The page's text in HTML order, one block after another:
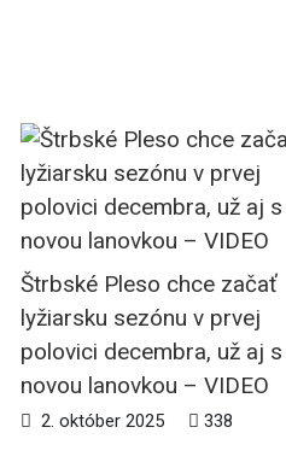
Štrbské Pleso chce začať
lyžiarsku sezónu v prvej
polovici decembra, už aj s
novou lanovkou – VIDEO
2. október 2025 338